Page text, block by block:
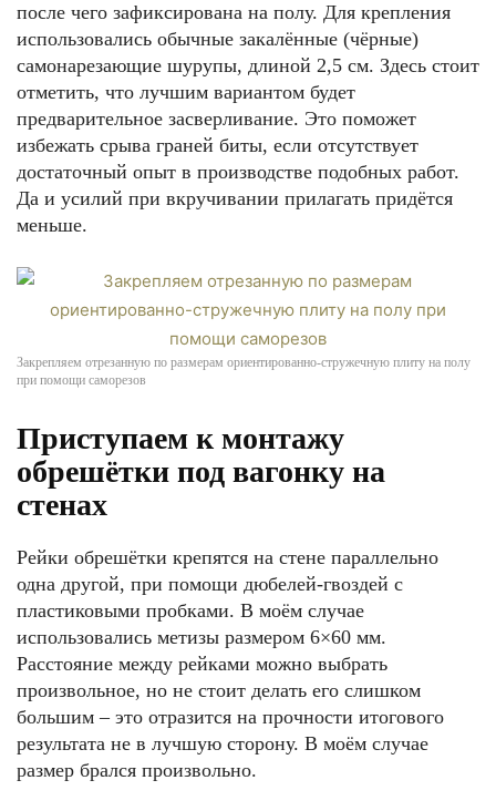
после чего зафиксирована на полу. Для крепления
использовались обычные закалённые (чёрные)
самонарезающие шурупы, длиной 2,5 см. Здесь стоит
отметить, что лучшим вариантом будет
предварительное засверливание. Это поможет
избежать срыва граней биты, если отсутствует
достаточный опыт в производстве подобных работ.
Да и усилий при вкручивании прилагать придётся
меньше.
Закрепляем отрезанную по размерам ориентированно-стружечную плиту на полу
при помощи саморезов
Приступаем к монтажу
обрешётки под вагонку на
стенах
Рейки обрешётки крепятся на стене параллельно
одна другой, при помощи дюбелей-гвоздей с
пластиковыми пробками. В моём случае
использовались метизы размером 6×60 мм.
Расстояние между рейками можно выбрать
произвольное, но не стоит делать его слишком
большим – это отразится на прочности итогового
результата не в лучшую сторону. В моём случае
размер брался произвольно.